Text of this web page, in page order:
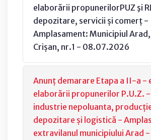
elaborării propunerilorPUZ şi
depozitare, servicii și comerț -
Amplasament: Municipiul
Crișan, nr.1 - 08.07.2026
Anunț demarare Etapa a II-a -
elaborării propunerilor P.U.Z. -
industrie nepoluanta,
depozitare și logistică -
extravilanul municipiului Arad -